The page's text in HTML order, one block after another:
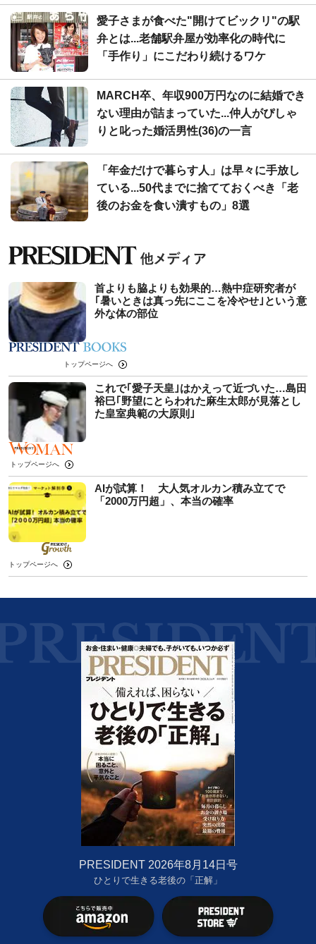
愛子さまが食べた"開けてビックリ"の駅
弁とは...老舗駅弁屋が効率化の時代に
「手作り」にこだわり続けるワケ
MARCH卒、年収900万円なのに結婚でき
ない理由が詰まっていた...仲人がぴしゃ
りと叱った婚活男性(36)の一言
「年金だけで暮らす人」は早々に手放し
ている...50代までに捨てておくべき「老
後のお金を食い潰すもの」8選
首よりも脇よりも効果的…熱中症研究者が
｢暑いときは真っ先にここを冷やせ｣という意
外な体の部位
トップページへ
これで｢愛子天皇｣はかえって近づいた…島田
裕巳｢野望にとらわれた麻生太郎が見落とし
た皇室典範の大原則｣
トップページへ
AIが試算！ 大人気オルカン積み立てで
「2000万円超」、本当の確率
トップページへ
PRESIDENT 2026年8月14日号
ひとりで生きる老後の「正解」